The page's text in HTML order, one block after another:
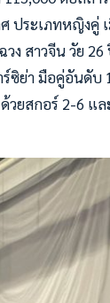
ประเภทหญิงคู่
ง สาวจีน วัย
ซิย่า มือคู่อันดับ
วยสกอร์ 2-6 แล